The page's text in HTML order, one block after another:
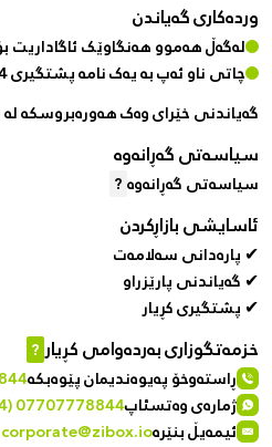
وردەکاری گەیاندن
لەگەڵ هەموو هەنگاوێک ئاگاداریت
چاتی ناو ئەپ بە یەک نامە پشتگیری 24 / 7 بەدەستبهێنە.
گەیاندنی خێرای وەک هەورەبروسکە لە
سیاسەتی گەڕانەوە
سیاسەتی گەڕانەوە?
ئاسایشی بازاڕکردن
✔ پارەدانی سەلامەت
✔ گەیاندنی پارێزراو
✔ پشتگیری کڕیار
خزمەتگوزاری بەردەوامی کڕیار?
ڕاستەوخۆ پەیوەندیمان پێوەبکە
ژمارەی وەتسئاپ07707778844
ئیمەیڵ بنێرەcorporate@zibox.io